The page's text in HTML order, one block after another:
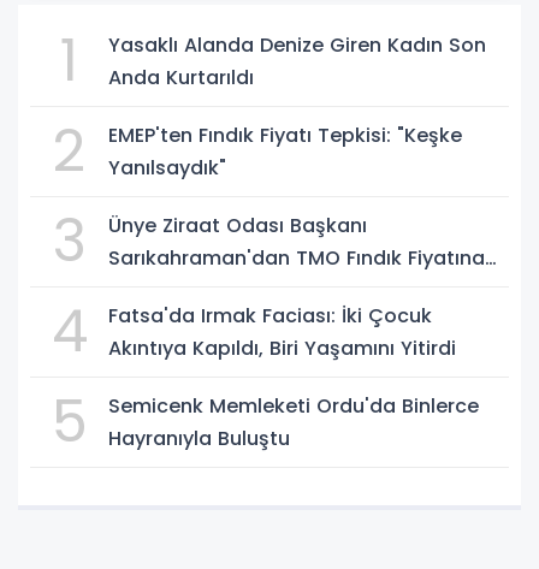
1
Yasaklı Alanda Denize Giren Kadın Son
Anda Kurtarıldı
2
EMEP'ten Fındık Fiyatı Tepkisi: "Keşke
Yanılsaydık"
3
Ünye Ziraat Odası Başkanı
Sarıkahraman'dan TMO Fındık Fiyatına
4
Fatsa'da Irmak Faciası: İki Çocuk
Akıntıya Kapıldı, Biri Yaşamını Yitirdi
5
Semicenk Memleketi Ordu'da Binlerce
Hayranıyla Buluştu